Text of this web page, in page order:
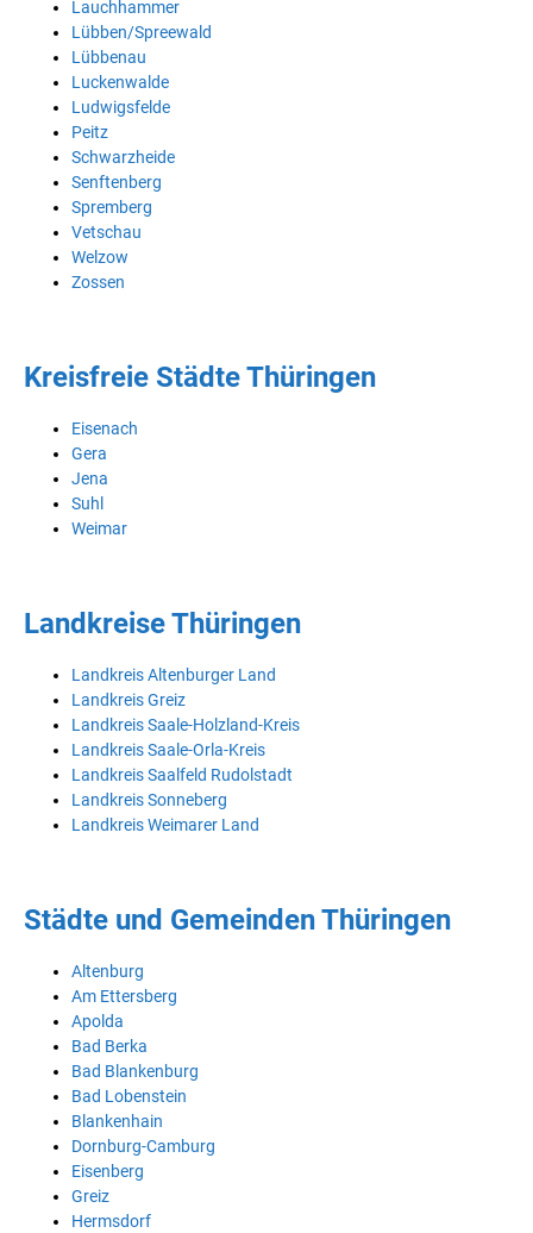
Lauchhammer
Lübben/Spreewald
Lübbenau
Luckenwalde
Ludwigsfelde
Peitz
Schwarzheide
Senftenberg
Spremberg
Vetschau
Welzow
Zossen
Kreisfreie Städte Thüringen
Eisenach
Gera
Jena
Suhl
Weimar
Landkreise Thüringen
Landkreis Altenburger Land
Landkreis Greiz
Landkreis Saale-Holzland-Kreis
Landkreis Saale-Orla-Kreis
Landkreis Saalfeld Rudolstadt
Landkreis Sonneberg
Landkreis Weimarer Land
Städte und Gemeinden Thüringen
Altenburg
Am Ettersberg
Apolda
Bad Berka
Bad Blankenburg
Bad Lobenstein
Blankenhain
Dornburg-Camburg
Eisenberg
Greiz
Hermsdorf